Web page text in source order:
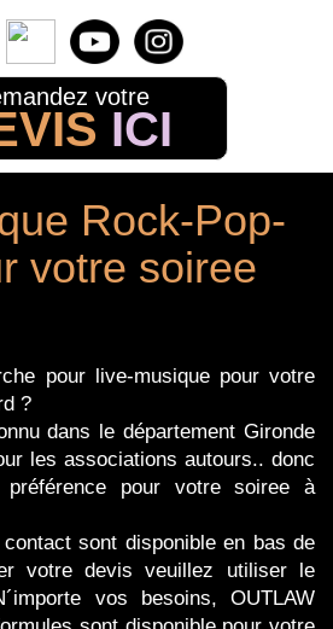
votre
ICI
Rock-Pop-
votre soiree
pour live-musique pour votre
?
dans le département Gironde
les associations autours.. donc
pour votre soiree à
sont disponible en bas de
votre devis veuillez utiliser le
vos besoins, OUTLAW